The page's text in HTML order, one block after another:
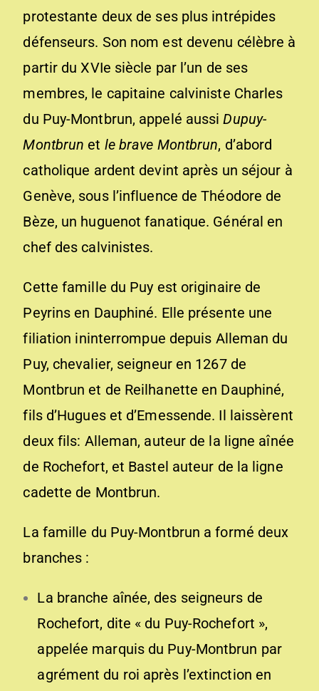
protestante deux de ses plus intrépides
défenseurs. Son nom est devenu célèbre à
partir du XVIe siècle par l’un de ses
membres, le capitaine calviniste Charles
du Puy-Montbrun, appelé aussiDupuy-
Montbrun et le brave Montbrun, d’abord
catholique ardent devint après un séjour à
Genève, sous l’influence de Théodore de
Bèze, un huguenot fanatique. Général en
chef des calvinistes.
Cette famille du Puy est originaire de
Peyrins en Dauphiné. Elle présente une
filiation ininterrompue depuis Alleman du
Puy, chevalier, seigneur en 1267 de
Montbrun et de Reilhanette en Dauphiné,
fils d’Hugues et d’Emessende. Il laissèrent
deux fils: Alleman, auteur de la ligne aînée
de Rochefort, et Bastel auteur de la ligne
cadette de Montbrun.
La famille du Puy-Montbrun a formé deux
branches :
La branche aînée, des seigneurs de
Rochefort, dite « du Puy-Rochefort »,
appelée marquis du Puy-Montbrun par
agrément du roi après l’extinction en